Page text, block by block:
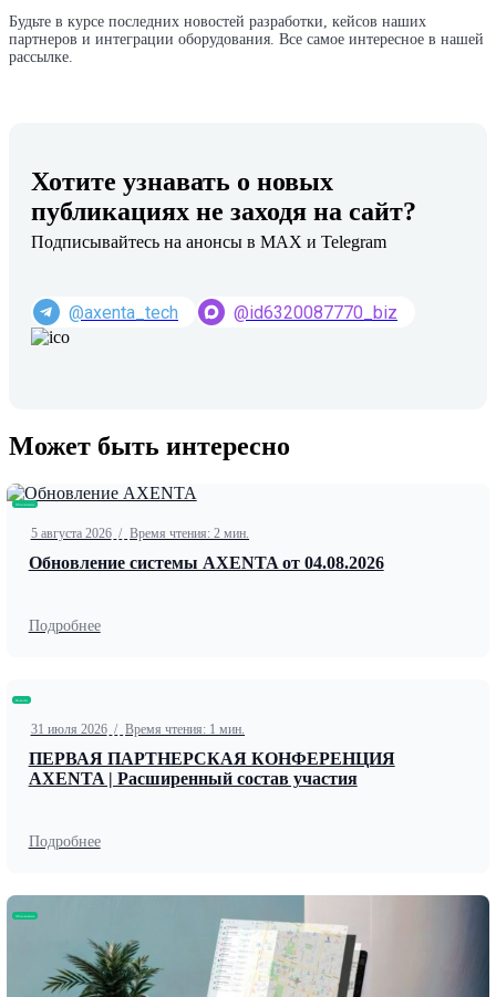
Будьте в курсе последних новостей разработки, кейсов наших
партнеров и интеграции оборудования. Все самое интересное в нашей
рассылке.
Хотите узнавать о новых
публикациях не заходя на сайт?
Подписывайтесь на анонсы в MAX и Telegram
@axenta_tech @id6320087770_biz
Может быть интересно
Обновление
5 августа 2026 / Время чтения: 2 мин.
Обновление системы AXENTA от 04.08.2026
Подробнее
Новости
31 июля 2026 / Время чтения: 1 мин.
ПЕРВАЯ ПАРТНЕРСКАЯ КОНФЕРЕНЦИЯ
AXENTA | Расширенный состав участия
Подробнее
Обновление